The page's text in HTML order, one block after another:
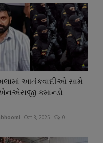
આતંકવાદીઓ સામે
કમાન્ડો
Oct 3, 2025 0